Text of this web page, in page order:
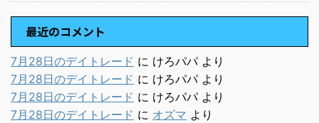
最近のコメント
7月28日のデイトレード に けろパパより
7月28日のデイトレード に けろパパより
7月28日のデイトレード に けろパパより
7月28日のデイトレード に オズマ より